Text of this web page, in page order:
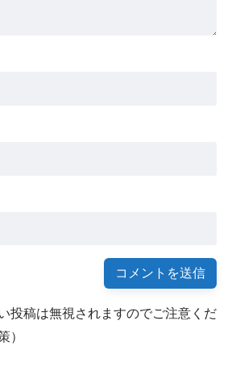
投稿は無視されますのでご注意くだ
）